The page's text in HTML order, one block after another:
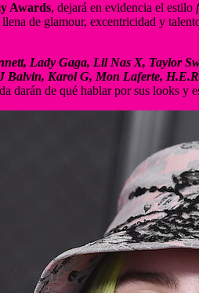
Awards, dejará en evidencia el estilo
de glamour, excentricidad y
Lady Gaga, Lil Nas X, Taylor
Karol G, Mon Laferte,
darán de qué hablar por sus looks y